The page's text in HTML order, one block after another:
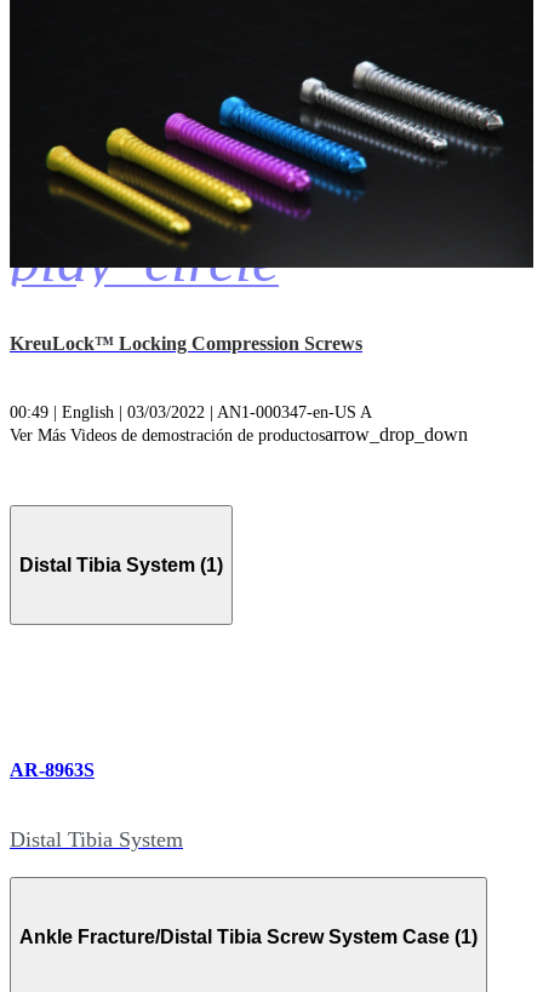
play_circle
KreuLock™ Locking Compression Screws
00:49 | English | 03/03/2022 | AN1-000347-en-US A
Ver Más Videos de demostración de productosarrow_drop_down
Distal Tibia System (1)
AR-8963S
Distal Tibia System
Ankle Fracture/Distal Tibia Screw System Case (1)